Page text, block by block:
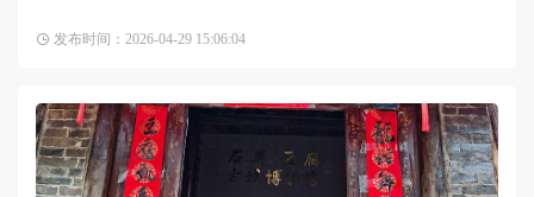
我试过两家店，第一家是
发布时间：2026-04-29 15:06:04